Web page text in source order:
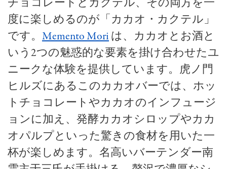
チョコレートとカクテル、その両方を一
度に楽しめるのが「カカオ・カクテル」
です。 Memento Moriは、カカオとお酒と
いう2つの魅惑的な要素を掛け合わせたユ
ニークな体験を提供しています。虎ノ門
ヒルズにあるこのカカオバーでは、ホッ
トチョコレートやカカオのインフュージ
ョンに加え、発酵カカオシロップやカカ
オパルプといった驚きの食材を用いた一
杯が楽しめます。名高いバーテンダー南